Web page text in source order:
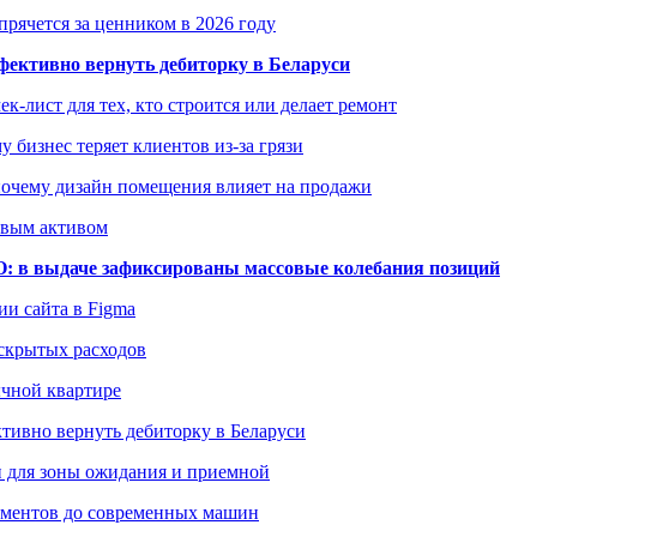
за ценником в 2026 году
вернуть дебиторку в Беларуси
лист для тех, кто строится или делает ремонт
теряет клиентов из-за грязи
дизайн помещения влияет на продажи
активом
в выдаче зафиксированы массовые колебания позиций
сайта в Figma
расходов
квартире
вернуть дебиторку в Беларуси
для зоны ожидания и приемной
до современных машин